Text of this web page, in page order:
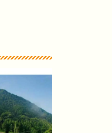
たくさんある中四国地方